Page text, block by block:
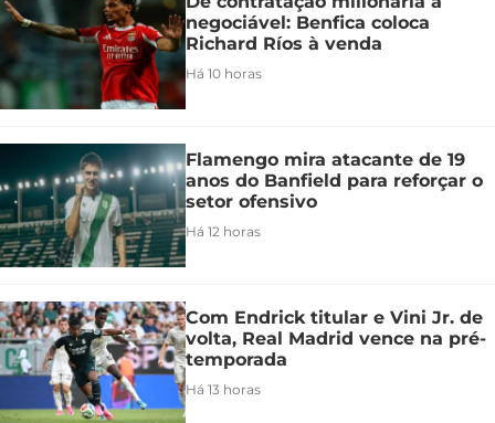
negociável: Benfica coloca
Richard Ríos à venda
Há 10 horas
Flamengo mira atacante de 19
anos do Banfield para reforçar o
setor ofensivo
Há 12 horas
Com Endrick titular e Vini Jr. de
volta, Real Madrid vence na pré-
temporada
Há 13 horas